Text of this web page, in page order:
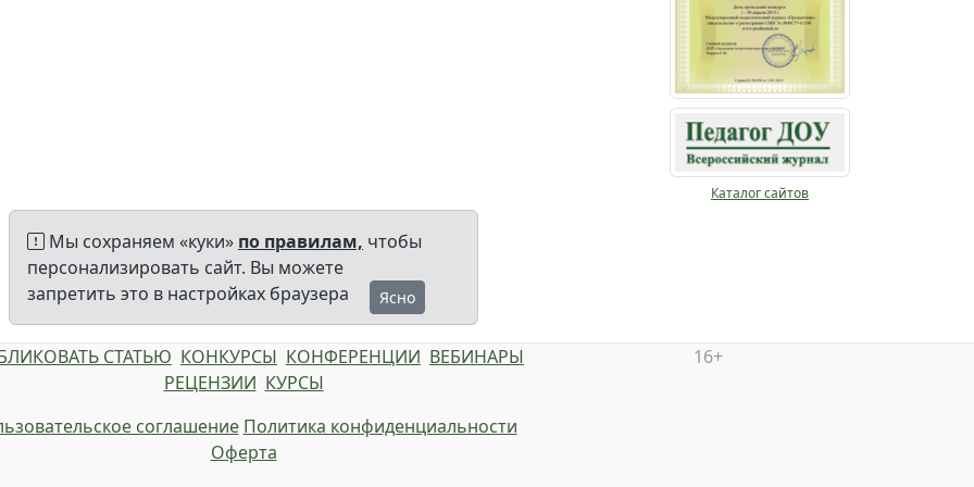
Каталог сайтов
Мы сохраняем «куки» по правилам, чтобы
персонализировать сайт. Вы можете
запретить это в настройках браузера
Ясно
СТАТЬЮ КОНКУРСЫ КОНФЕРЕНЦИИ ВЕБИНАРЫ
РЕЦЕНЗИИ КУРСЫ
соглашение Политика конфиденциальности
Оферта
16+